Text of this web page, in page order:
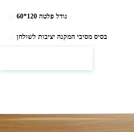
גודל פלטה 120*60
בסיס מסיבי המקנה יציבות לשולחן